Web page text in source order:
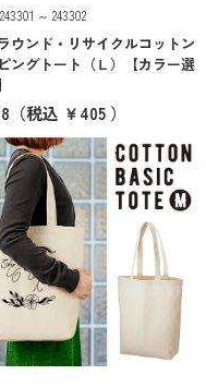
～ 243302
ウンド・リサイクルコットン
ングトート（Ｌ）【カラー選
（税込 ￥405 ）